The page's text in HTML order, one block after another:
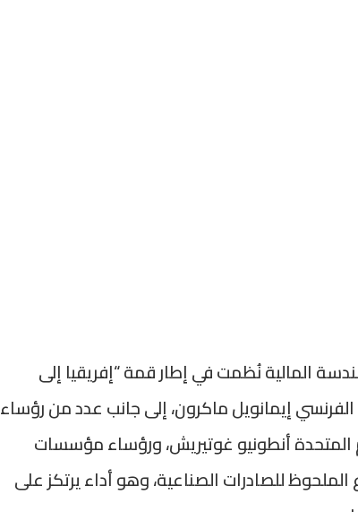
المالية نُظمت في إطار قمة “إفريقيا إلى
الفرنسي إيمانويل ماكرون، إلى جانب عدد من رؤساء
المتحدة أنطونيو غوتيريش، ورؤساء مؤسسات
للصادرات الصناعية، وهو أداء يرتكز على